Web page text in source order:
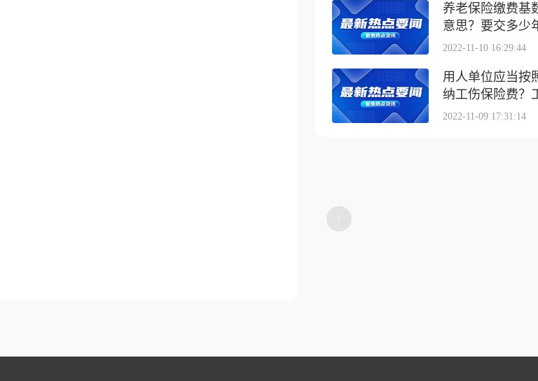
养老保险缴费基
意思？要交多少
2022-11-10 16:29:44
用人单位应当按
纳工伤保险费？
2022-11-09 17:31:14